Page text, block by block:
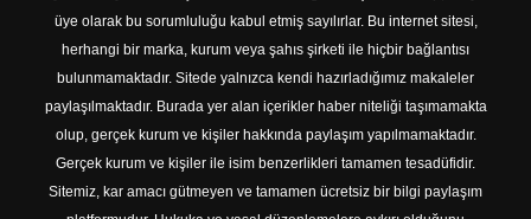
üye olarak bu sorumluluğu kabul etmiş sayılırlar. Bu internet sitesi,
herhangi bir marka, kurum veya şahıs şirketi ile hiçbir bağlantısı
bulunmamaktadır. Sitede yalnızca kendi hazırladığımız makaleler
paylaşılmaktadır. Burada yer alan içerikler haber niteliği taşımamakta
olup, gerçek kurum ve kişiler hakkında paylaşım yapılmamaktadır.
Gerçek kurum ve kişiler ile isim benzerlikleri tamamen tesadüfidir.
Sitemiz, kar amacı gütmeyen ve tamamen ücretsiz bir bilgi paylaşım